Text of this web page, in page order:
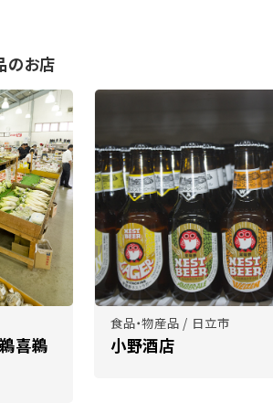
のお店
喜鵜
食品・物産品 / 日立市
小野酒店